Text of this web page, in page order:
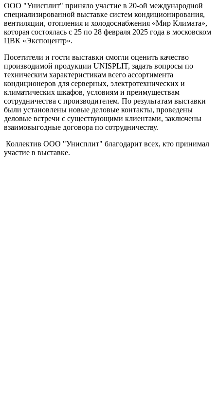
ООО "Унисплит" приняло участие в 20-ой международной
специализированной выставке систем кондиционирования,
вентиляции, отопления и холодоснабжения «Мир Климата»,
которая состоялась с 25 по 28 февраля 2025 года в московском
ЦВК «Экспоцентр».
Посетители и гости выставки смогли оценить качество
производимой продукции UNISPLIT, задать вопросы по
техническим характеристикам всего ассортимента
кондиционеров для серверных, электротехнических и
климатических шкафов, условиям и преимуществам
сотрудничества с производителем. По результатам выставки
были установлены новые деловые контакты, проведены
деловые встречи с существующими клиентами, заключены
взаимовыгодные договора по сотрудничеству.
Коллектив ООО "Унисплит" благодарит всех, кто принимал
участие в выставке.